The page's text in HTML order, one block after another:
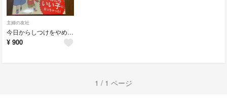
主婦の友社
今日からしつけをやめてみた マンガ 主婦の友社 子育て
¥ 900
1 / 1 ページ